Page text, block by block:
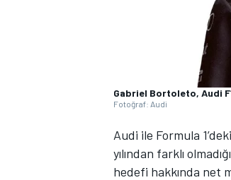
Gabriel Bortoleto, Audi
Fotoğraf: Audi
Audi ile Formula
yılından farklı
hedefi hakkında net